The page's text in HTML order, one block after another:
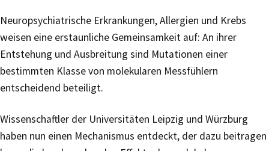
Neuropsychiatrische Erkrankungen, Allergien und Krebs
weisen eine erstaunliche Gemeinsamkeit auf: An ihrer
Entstehung und Ausbreitung sind Mutationen einer
bestimmten Klasse von molekularen Messfühlern
entscheidend beteiligt.
Wissenschaftler der Universitäten Leipzig und Würzburg
haben nun einen Mechanismus entdeckt, der dazu beitragen